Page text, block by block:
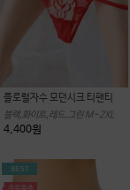
플로럴자수 모던시크 티팬티
블랙,화이트,레드,그린 M~2XL
4,400원